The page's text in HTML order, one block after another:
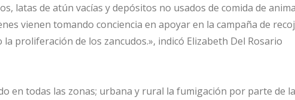
latas de atún vacías y depósitos no usados de comida de
vienen tomando conciencia en apoyar en la campaña de
proliferación de los zancudos.», indicó Elizabeth Del Rosario
en todas las zonas; urbana y rural la fumigación por parte de la